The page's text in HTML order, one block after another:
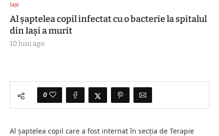
Iași
Al șaptelea copil infectat cu o bacterie la spitalul
din Iași a murit
10 luni ago
0
Al șaptelea copil care a fost internat în secția de Terapie